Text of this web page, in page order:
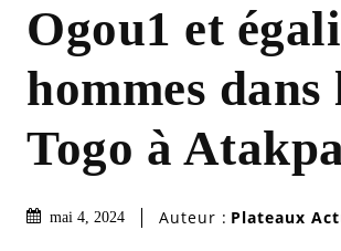
Ogou1 et
hommes dans
Togo à
mai 4, 2024 Auteur : Plateaux